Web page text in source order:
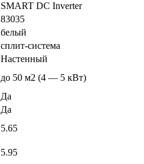
SMART DC Inverter
83035
белый
сплит-система
Настенный
до 50 м2 (4 — 5 кВт)
Да
Да
5.65
5.95